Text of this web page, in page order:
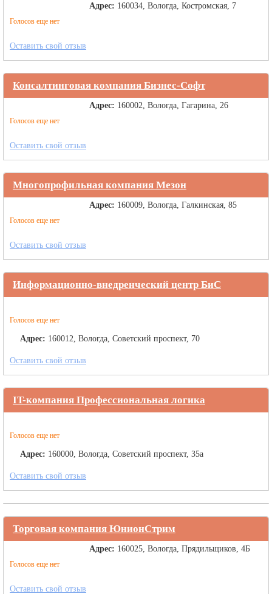
Голосов еще нет
Адрес: 160034, Вологда, Костромская, 7
Оставить свой отзыв
Консалтинговая компания Бизнес-Софт
Голосов еще нет
Адрес: 160002, Вологда, Гагарина, 26
Оставить свой отзыв
Многопрофильная компания Мезон
Голосов еще нет
Адрес: 160009, Вологда, Галкинская, 85
Оставить свой отзыв
Информационно-внедренческий центр БиС
Голосов еще нет
Адрес: 160012, Вологда, Советский проспект, 70
Оставить свой отзыв
IT-компания Профессиональная логика
Голосов еще нет
Адрес: 160000, Вологда, Советский проспект, 35а
Оставить свой отзыв
Торговая компания ЮнионСтрим
Голосов еще нет
Адрес: 160025, Вологда, Прядильщиков, 4Б
Оставить свой отзыв